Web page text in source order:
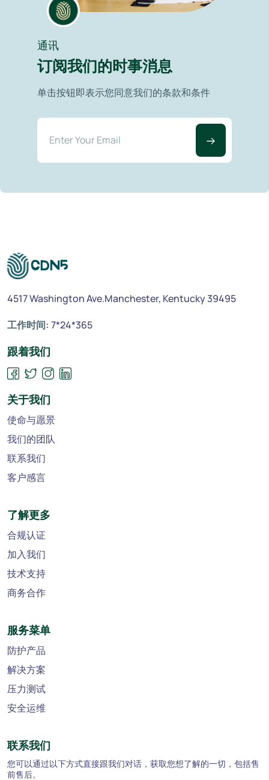
通讯
订阅我们的时事消息
单击按钮即表示您同意我们的条款和条件
4517 Washington Ave.Manchester, Kentucky 39495
工作时间: 7*24*365
跟着我们
关于我们
使命与愿景
我们的团队
联系我们
客户感言
了解更多
合规认证
加入我们
技术支持
商务合作
服务菜单
防护产品
解决方案
压力测试
安全运维
联系我们
您可以通过以下方式直接跟我们对话，获取您想了解的一切，包括售
前售后。